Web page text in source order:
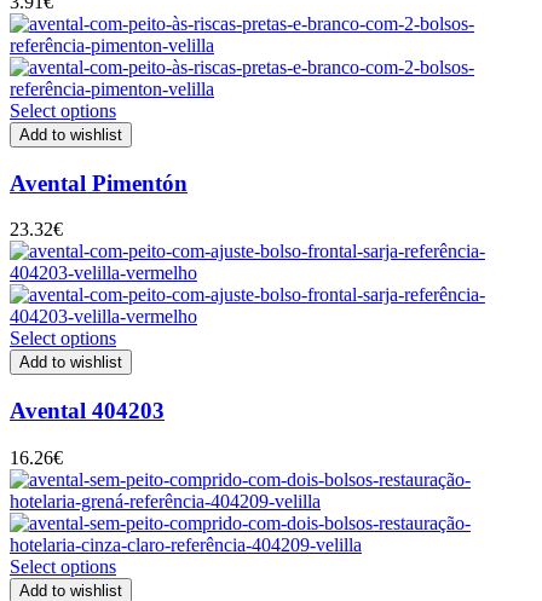
Select options
Add to wishlist
Avental Pimentón
23.32€
Select options
Add to wishlist
Avental 404203
16.26€
Select options
Add to wishlist